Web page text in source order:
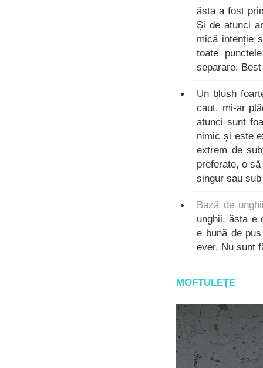
ăsta a fost
Și de atunci
mică intenție
toate
separare.
Un blush
caut, mi-ar
atunci sunt
nimic și este
extrem de
preferate, o
singur sau
Bază de
unghii, ăsta e
e bună de
ever. Nu sunt
MOFTULEȚE